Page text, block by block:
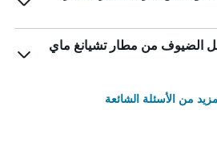
الضيوف من مطار تشيانغ ماي
من الأسئلة الشائعة